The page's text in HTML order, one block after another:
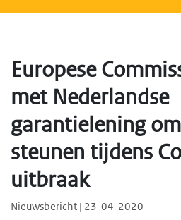
Europese
met Nederlandse
garantielening
steunen tijdens
uitbraak
Nieuwsbericht | 23-04-2020